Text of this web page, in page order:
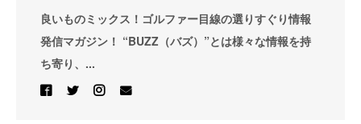
良いものミックス！ゴルファー目線の選りすぐり情報
発信マガジン！ “BUZZ（バズ）”とは様々な情報を持
ち寄り、...